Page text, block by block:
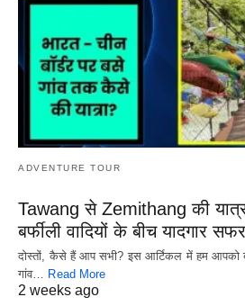
ADVENTURE TOUR
Tawang से Zemithang की
बर्फीली वादियों के बीच यादगार सफर
दोस्तों, कैसे हैं आप सभी? इस आर्टिकल में हम आपको
गांव… Read More
2 weeks ago